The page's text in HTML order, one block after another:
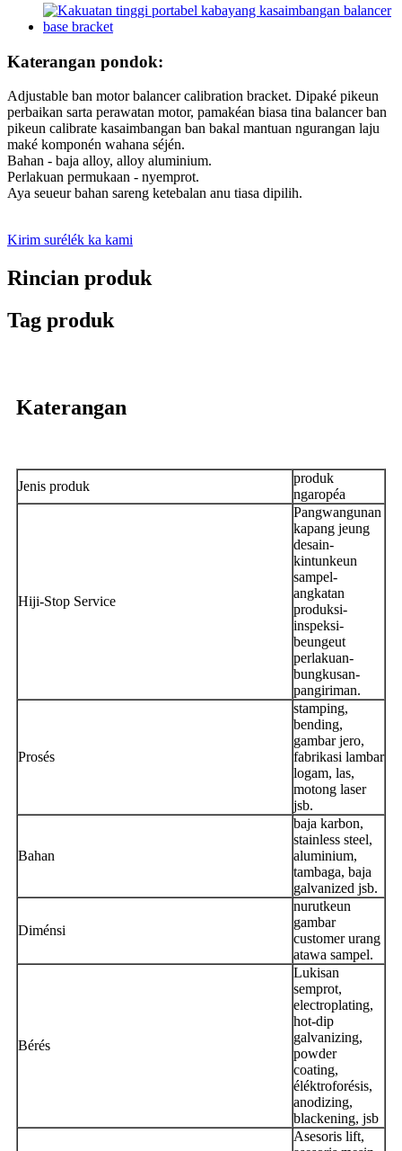
Katerangan pondok:
Adjustable ban motor balancer calibration bracket. Dipaké pikeun
perbaikan sarta perawatan motor, pamakéan biasa tina balancer ban
pikeun calibrate kasaimbangan ban bakal mantuan ngurangan laju
maké komponén wahana séjén.
Bahan - baja alloy, alloy aluminium.
Perlakuan permukaan - nyemprot.
Aya seueur bahan sareng ketebalan anu tiasa dipilih.
Kirim surélék ka kami
Rincian produk
Tag produk
Katerangan
Jenis produk
produk
ngaropéa
Hiji-Stop Service
Pangwangunan
kapang jeung
desain-
kintunkeun
sampel-
angkatan
produksi-
inspeksi-
beungeut
perlakuan-
bungkusan-
pangiriman.
Prosés
stamping,
bending,
gambar jero,
fabrikasi lambar
logam, las,
motong laser
jsb.
Bahan
baja karbon,
stainless steel,
aluminium,
tambaga, baja
galvanized jsb.
Diménsi
nurutkeun
gambar
customer urang
atawa sampel.
Bérés
Lukisan
semprot,
electroplating,
hot-dip
galvanizing,
powder
coating,
éléktroforésis,
anodizing,
blackening, jsb
Asesoris lift,